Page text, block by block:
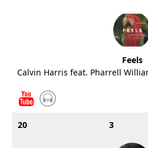
Feels
Calvin Harris feat. Pharrell
20 3